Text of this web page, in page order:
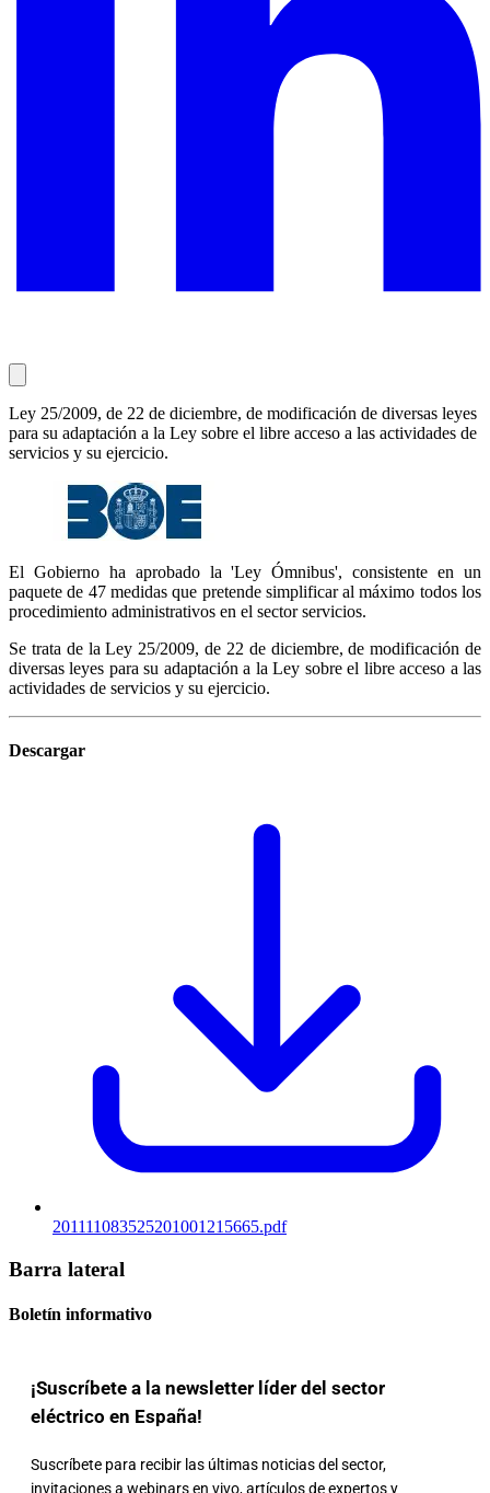
Ley 25/2009, de 22 de diciembre, de modificación de diversas leyes
para su adaptación a la Ley sobre el libre acceso a las actividades de
servicios y su ejercicio.
El Gobierno ha aprobado la 'Ley Ómnibus', consistente en un
paquete de 47 medidas que pretende simplificar al máximo todos los
procedimiento administrativos en el sector servicios.
Se trata de la Ley 25/2009, de 22 de diciembre, de modificación de
diversas leyes para su adaptación a la Ley sobre el libre acceso a las
actividades de servicios y su ejercicio.
Descargar
201111083525201001215665.pdf
Barra lateral
Boletín informativo
¡Suscríbete a la newsletter líder del sector
eléctrico en España!
Suscríbete para recibir las últimas noticias del sector,
invitaciones a webinars en vivo, artículos de expertos y